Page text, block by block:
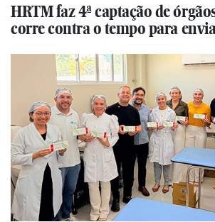
HRTM faz 4ª captação de
corre contra o tempo para